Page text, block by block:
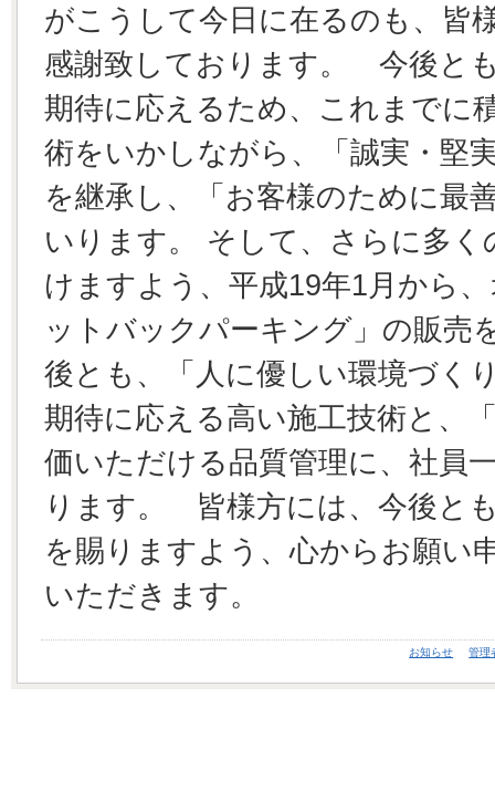
がこうして今日に在るのも、皆
感謝致しております。 今後と
期待に応えるため、これまでに
術をいかしながら、「誠実・堅
を継承し、「お客様のために最
いります。 そして、さらに多
けますよう、平成19年1月から
ットバックパーキング」の販
後とも、「人に優しい環境づく
期待に応える高い施工技術と、
価いただける品質管理に、社員
ります。 皆様方には、今後と
を賜りますよう、心からお願い
いただきます。
お知らせ 管理